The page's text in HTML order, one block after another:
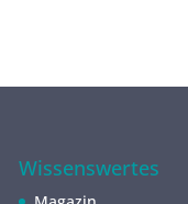
Wissenswertes